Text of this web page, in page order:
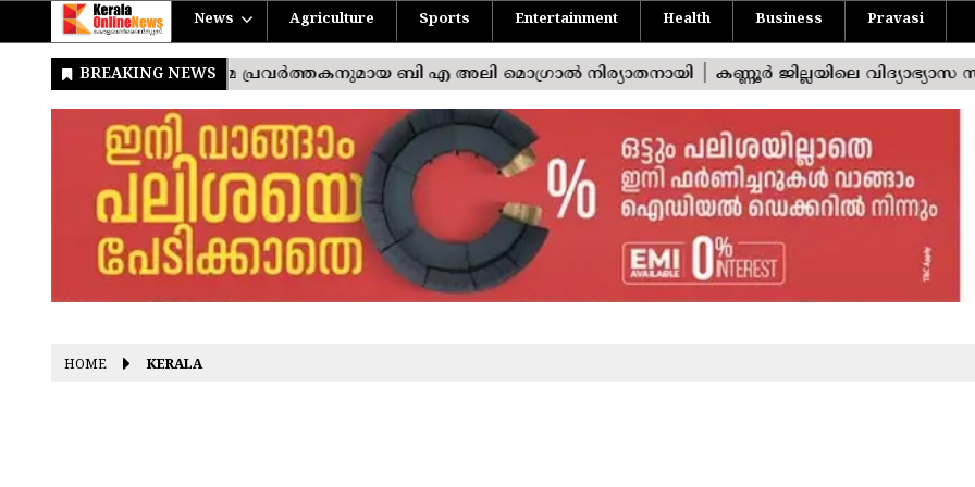
News Agriculture Sports Entertainment Health Business Pravasi
HOME KERALA